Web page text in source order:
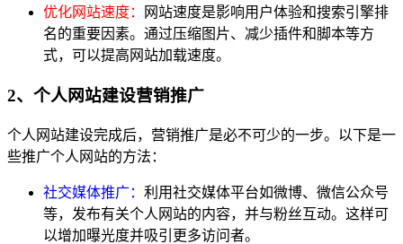
优化网站速度：
网站速度是影响用户体验和搜索引擎排
名的重要因素。通过压缩图片、减少插件和脚本等方
式，可以提高网站加载速度。
2、个人网站建设营销推广
个人网站建设完成后，营销推广是必不可少的一步。以下是一
些推广个人网站的方法：
社交媒体推广： 利用社交媒体平台如微博、微信公众号
等，发布有关个人网站的内容，并与粉丝互动。这样可
以增加曝光度并吸引更多访问者。